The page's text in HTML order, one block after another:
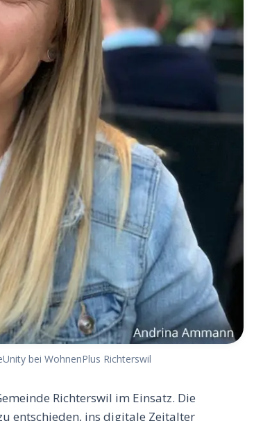
bei WohnenPlus Richterswil
Richterswil im Einsatz. Die
entschieden, ins digitale Zeitalter